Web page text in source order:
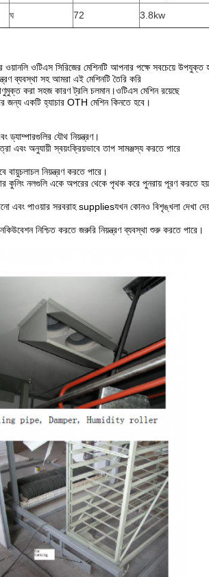
ঘ 72 3.8kw
ওটিএস সিরিজের মেশিনটি আপনার পক্ষে সবচেয়ে উপযুক্ত
ব্যবস্থা সহ আমরা এই মেশিনটি তৈরি করি
করা সহজ কারণ ট্রলি চলমান।ওটিএস মেশিন রয়েছে
জন্য একটি হ্যাচার OTH মেশিন কিনতে হবে।
যৌথ নিয়ন্ত্রণ।
এবং অনুযায়ী স্বয়ংক্রিয়ভাবে তাপ সামঞ্জস্য করতে পারে
বায়ুচলাচল নিয়ন্ত্রণ করতে পারে।
কুলিং নলগুলি একে অপরের থেকে পৃথক করে পুনরায় পূরণ করতে হয়
এবং পাওয়ার সরবরাহ suppliesযখন কোনও বিশৃঙ্খলা দেখা
নিশ্চিত করতে জরুরি নিয়ন্ত্রণ ব্যবস্থা শুরু করতে পারে।